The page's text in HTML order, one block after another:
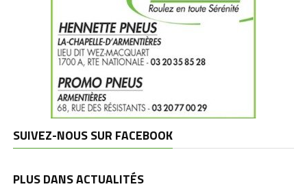
SUIVEZ-NOUS SUR FACEBOOK
PLUS DANS ACTUALITÉS